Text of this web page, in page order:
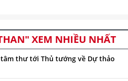
XEM NHIỀU NHẤT
thư tới Thủ tướng về Dự thảo